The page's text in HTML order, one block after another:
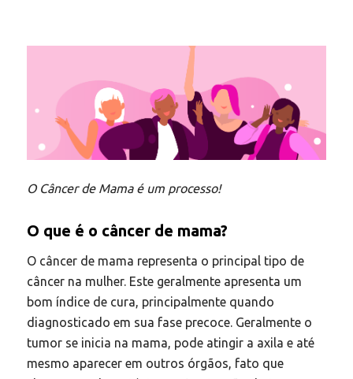
O Câncer de Mama é um processo!
O que é o câncer de mama?
O câncer de mama representa o principal tipo de
câncer na mulher. Este geralmente apresenta um
bom índice de cura, principalmente quando
diagnosticado em sua fase precoce. Geralmente o
tumor se inicia na mama, pode atingir a axila e até
mesmo aparecer em outros órgãos, fato que